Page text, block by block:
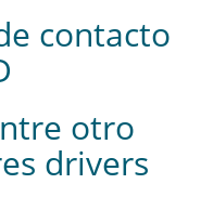
contacto
otro
drivers